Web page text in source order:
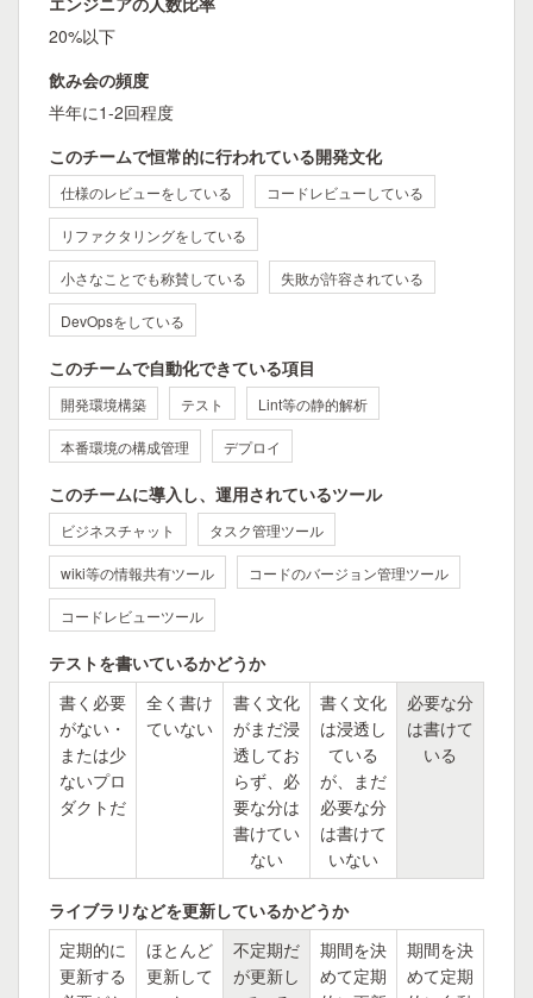
20%以下
飲み会の頻度
半年に1-2回程度
このチームで恒常的に行われている開発文化
仕様のレビューをしている コードレビューしている
リファクタリングをしている
小さなことでも称賛している 失敗が許容されている
DevOpsをしている
このチームで自動化できている項目
開発環境構築 テスト Lint等の静的解析
本番環境の構成管理 デプロイ
このチームに導入し、運用されているツール
ビジネスチャット タスク管理ツール
wiki等の情報共有ツール コードのバージョン管理ツール
コードレビューツール
テストを書いているかどうか
書く必要
がない・
または少
ないプロ
ダクトだ
全く書け
ていない
書く文化
がまだ浸
透してお
らず、必
要な分は
書けてい
ない
書く文化
は浸透し
ている
が、まだ
必要な分
は書けて
いない
必要な分
は書けて
いる
ライブラリなどを更新しているかどうか
定期的に
更新する
ほとんど
更新して
不定期だ
が更新し
期間を決
めて定期
期間を決
めて定期